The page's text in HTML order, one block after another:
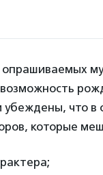
опрашиваемых
что в
которые